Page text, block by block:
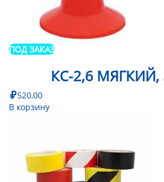
ПОД ЗАКАЗ
КС-2,6
520,00
В корзину